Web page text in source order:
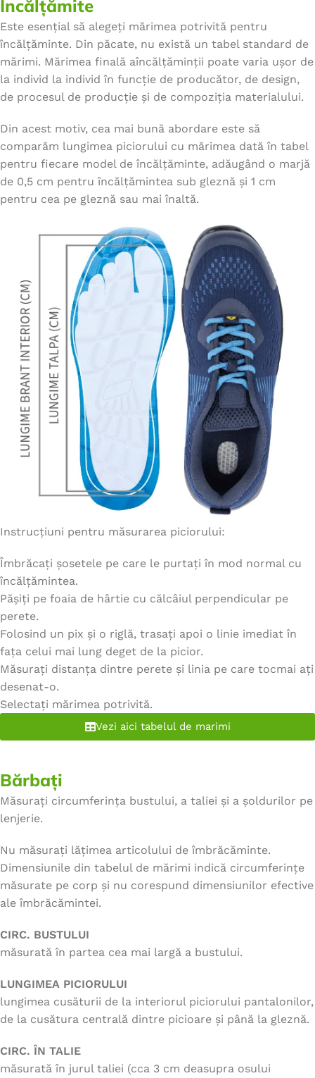
Încălțămite
Este esențial să alegeți mărimea potrivită pentru
încălțăminte. Din păcate, nu există un tabel standard de
mărimi. Mărimea finală aîncălțăminții poate varia ușor de
la individ la individ în funcție de producător, de design,
de procesul de producție și de compoziția materialului.
Din acest motiv, cea mai bună abordare este să
comparăm lungimea piciorului cu mărimea dată în tabel
pentru fiecare model de încălțăminte, adăugând o marjă
de 0,5 cm pentru încălțămintea sub gleznă și 1 cm
pentru cea pe gleznă sau mai înaltă.
Instrucțiuni pentru măsurarea piciorului:
Îmbrăcați șosetele pe care le purtați în mod normal cu
încălțămintea.
Pășiți pe foaia de hârtie cu călcâiul perpendicular pe
perete.
Folosind un pix și o riglă, trasați apoi o linie imediat în
fața celui mai lung deget de la picior.
Măsurați distanța dintre perete și linia pe care tocmai ați
desenat-o.
Selectați mărimea potrivită.
Vezi aici tabelul de marimi
Bărbați
Măsurați circumferința bustului, a taliei și a șoldurilor pe
lenjerie.
Nu măsurați lățimea articolului de îmbrăcăminte.
Dimensiunile din tabelul de mărimi indică circumferințe
măsurate pe corp și nu corespund dimensiunilor efective
ale îmbrăcămintei.
CIRC. BUSTULUI
măsurată în partea cea mai largă a bustului.
LUNGIMEA PICIORULUI
lungimea cusăturii de la interiorul piciorului pantalonilor,
de la cusătura centrală dintre picioare și până la gleznă.
CIRC. ÎN TALIE
măsurată în jurul taliei (cca 3 cm deasupra osului